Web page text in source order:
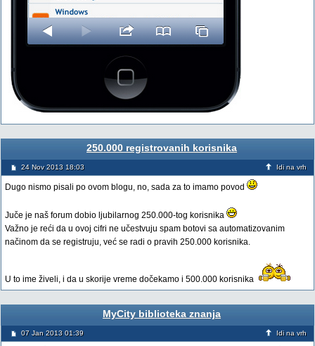
250.000 registrovanih korisnika
24 Nov 2013 18:03 Idi na vrh
Dugo nismo pisali po ovom blogu, no, sada za to imamo povod
Juče je naš forum dobio ljubilarnog 250.000-tog korisnika
Važno je reći da u ovoj cifri ne učestvuju spam botovi sa automatizovanim
načinom da se registruju, već se radi o pravih 250.000 korisnika.
U to ime živeli, i da u skorije vreme dočekamo i 500.000 korisnika
MyCity biblioteka znanja
07 Jan 2013 01:39 Idi na vrh